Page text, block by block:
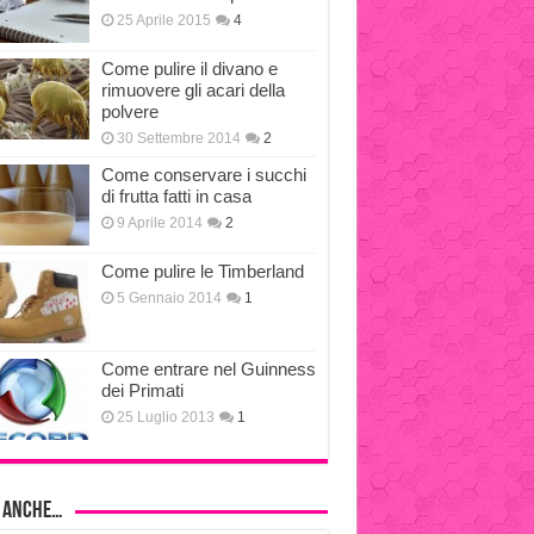
25 Aprile 2015 4
Come pulire il divano e
rimuovere gli acari della
polvere
30 Settembre 2014 2
Come conservare i succhi
di frutta fatti in casa
9 Aprile 2014 2
Come pulire le Timberland
5 Gennaio 2014 1
Come entrare nel Guinness
dei Primati
25 Luglio 2013 1
anche…